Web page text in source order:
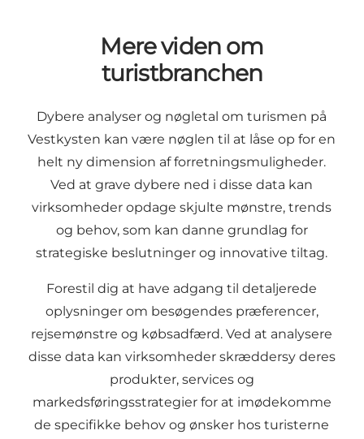
Mere viden om
turistbranchen
Dybere analyser og nøgletal om turismen på
Vestkysten kan være nøglen til at låse op for en
helt ny dimension af forretningsmuligheder.
Ved at grave dybere ned i disse data kan
virksomheder opdage skjulte mønstre, trends
og behov, som kan danne grundlag for
strategiske beslutninger og innovative tiltag.
Forestil dig at have adgang til detaljerede
oplysninger om besøgendes præferencer,
rejsemønstre og købsadfærd. Ved at analysere
disse data kan virksomheder skræddersy deres
produkter, services og
markedsføringsstrategier for at imødekomme
de specifikke behov og ønsker hos turisterne